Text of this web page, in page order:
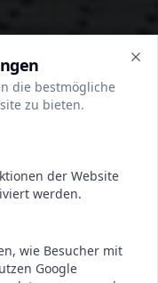
die bestmögliche
zu bieten.
der Website
werden.
wie Besucher mit
Google